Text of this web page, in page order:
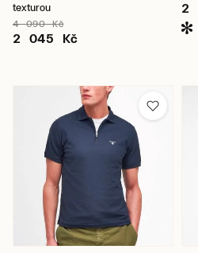
texturou
4 090 Kč
2 045 Kč
2